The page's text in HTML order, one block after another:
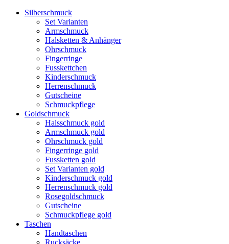
Silberschmuck
Set Varianten
Armschmuck
Halsketten & Anhänger
Ohrschmuck
Fingerringe
Fusskettchen
Kinderschmuck
Herrenschmuck
Gutscheine
Schmuckpflege
Goldschmuck
Halsschmuck gold
Armschmuck gold
Ohrschmuck gold
Fingerringe gold
Fussketten gold
Set Varianten gold
Kinderschmuck gold
Herrenschmuck gold
Rosegoldschmuck
Gutscheine
Schmuckpflege gold
Taschen
Handtaschen
Rucksäcke